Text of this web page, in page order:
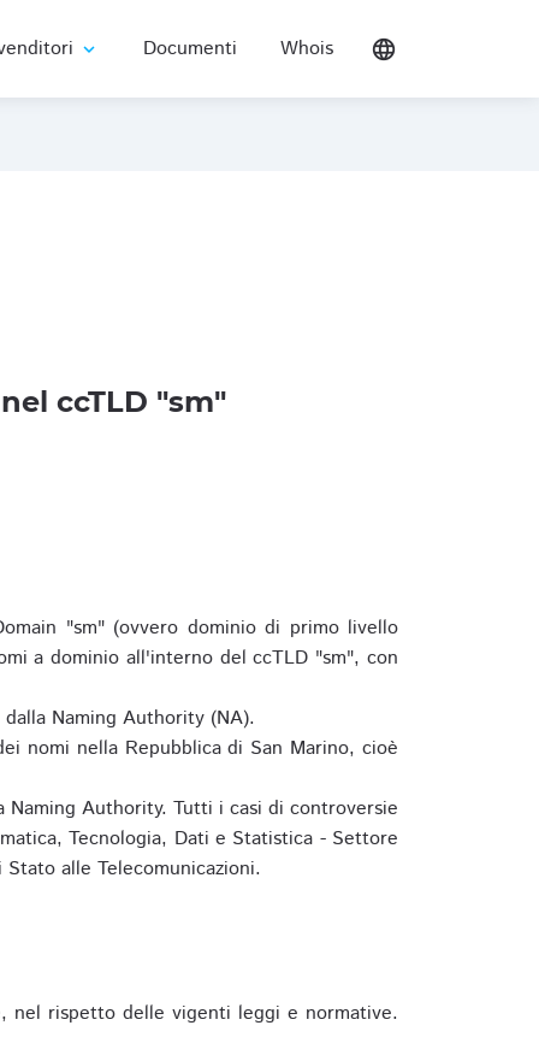
expand_more Documenti Whois language
ccTLD "sm"
"sm" (ovvero dominio di primo livello
a dominio all'interno del ccTLD "sm", con
Naming Authority (NA).
nomi nella Repubblica di San Marino, cioè
Authority. Tutti i casi di controversie
Tecnologia, Dati e Statistica - Settore
alle Telecomunicazioni.
nel rispetto delle vigenti leggi e normative.